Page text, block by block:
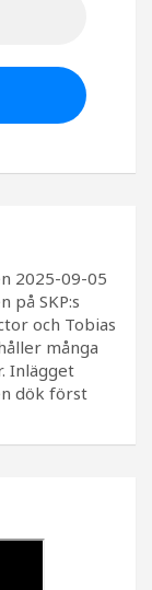
2025-09-05
på SKP:s
och Tobias
många
Inlägget
dök först